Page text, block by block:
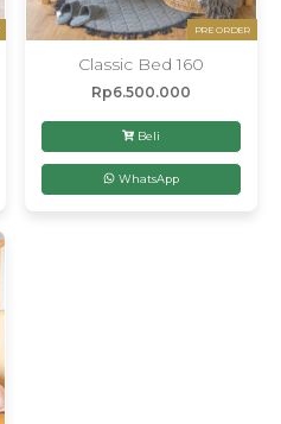
PRE ORDER
Classic Bed 160
Rp6.500.000
Beli
WhatsApp